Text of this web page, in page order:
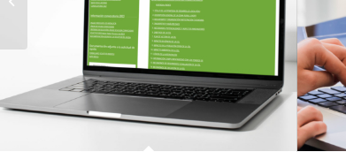
mesa sorbas 01